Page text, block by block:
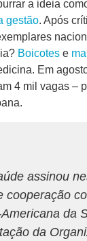
a ideia
gestão. Após
Boicotes e
Em
4 mil vagas –
assinou
cooperação
da
da